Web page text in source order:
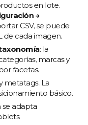
en lote.
→
CSV, se puede
de cada imagen.
: la
marcas y
facetas.
metatags. La
básico.
se adapta